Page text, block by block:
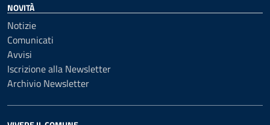
NOVITÀ
Notizie
Comunicati
Avvisi
Iscrizione alla Newsletter
Archivio Newsletter